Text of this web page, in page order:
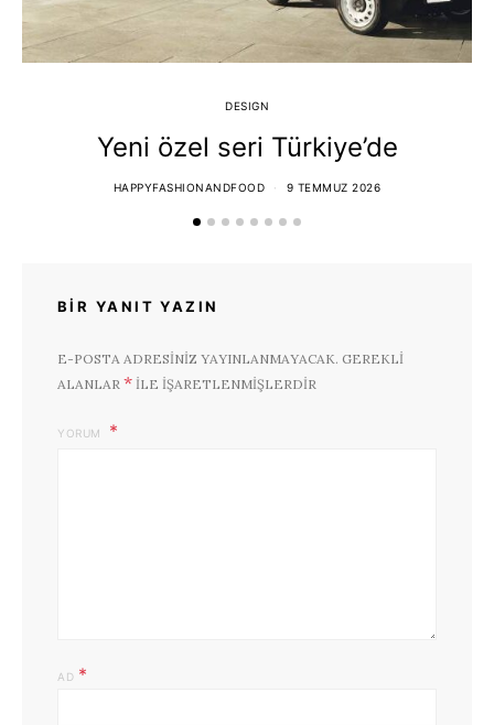
DESIGN
Yeni özel seri Türkiye’de
HAPPYFASHIONANDFOOD 9 TEMMUZ 2026
BIR YANIT YAZIN
E-POSTA ADRESINIZ YAYINLANMAYACAK. GEREKLI
ALANLAR * ILE IŞARETLENMIŞLERDIR
YORUM
AD *